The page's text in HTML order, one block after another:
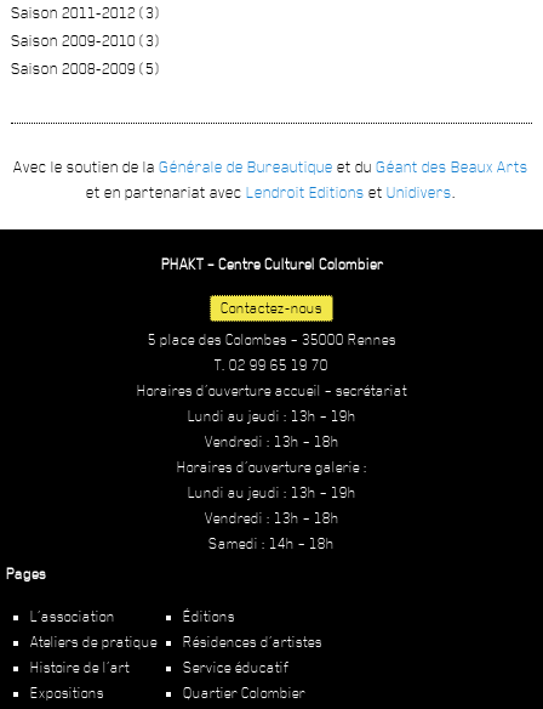
Saison 2011-2012 (3)
Saison 2009-2010 (3)
Saison 2008-2009 (5)
Avec le soutien de laGénérale de Bureautique et duGéant des Beaux Arts
et en partenariat avecLendroit Editions etUnidivers
PHAKT – Centre Culturel Colombier
Contactez-nous
5 place des Colombes – 35000 Rennes
T. 02 99 65 19 70
Horaires d’ouverture accueil – secrétariat
Lundi au jeudi : 13h – 19h
Vendredi : 13h – 18h
Horaires d’ouverture galerie :
Lundi au jeudi : 13h – 19h
Vendredi : 13h – 18h
Samedi : 14h – 18h
Pages
L’association
Ateliers de pratique
Histoire de l’art
Expositions
Éditions
Résidences d’artistes
Service éducatif
Quartier Colombier